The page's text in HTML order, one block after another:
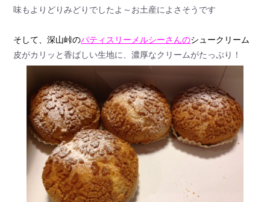
味もよりどりみどりでしたよ～お土産によさそうです
そして、深山峠のパティスリーメルシーさんのシュークリーム
皮がカリッと香ばしい生地に、濃厚なクリームがたっぷり！